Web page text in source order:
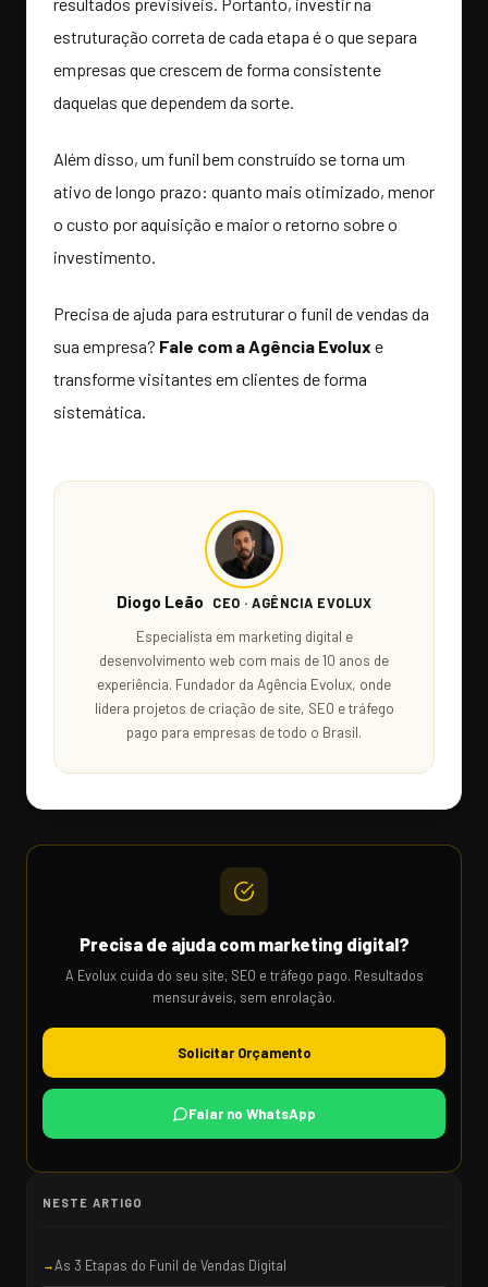
estruturação correta de cada etapa é o que separa
empresas que crescem de forma consistente
daquelas que dependem da sorte.
Além disso, um funil bem construído se torna um
ativo de longo prazo: quanto mais otimizado, menor
o custo por aquisição e maior o retorno sobre o
investimento.
Precisa de ajuda para estruturar o funil de vendas da
sua empresa? Fale com a Agência Evolux e
transforme visitantes em clientes de forma
sistemática.
Diogo Leão CEO · AGÊNCIA EVOLUX
Especialista em marketing digital e
desenvolvimento web com mais de 10 anos de
experiência. Fundador da Agência Evolux, onde
lidera projetos de criação de site, SEO e tráfego
pago para empresas de todo o Brasil.
Precisa de ajuda com marketing digital?
A Evolux cuida do seu site, SEO e tráfego pago. Resultados
mensuráveis, sem enrolação.
Solicitar Orçamento
Falar no WhatsApp
NESTE ARTIGO
As 3 Etapas do Funil de Vendas Digital